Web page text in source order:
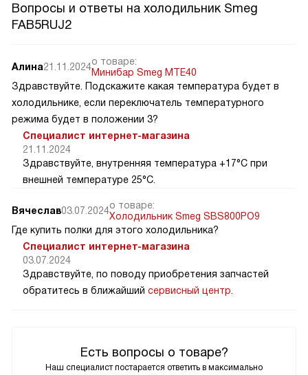
Вопросы и ответы на холодильник Smeg
FAB5RUJ2
Есть вопросы о товаре?
Наш специалист постарается ответить в максимально
Алина21.11.2024о товаре:
Минибар Smeg MTE40
Здравствуйте. Подскажите какая температура будет в
холодильнике, если переключатель температурного
режима будет в положении 3?
Специалист интернет-магазина
21.11.2024
Здравствуйте, внутренняя температура +17°C при
внешней температуре 25°C.
Вячеслав03.07.2024о товаре:
Холодильник Smeg SBS800PO9
Где купить полки для этого холодильника?
Специалист интернет-магазина
03.07.2024
Здравствуйте, по поводу приобретения запчастей
обратитесь в ближайший сервисный центр